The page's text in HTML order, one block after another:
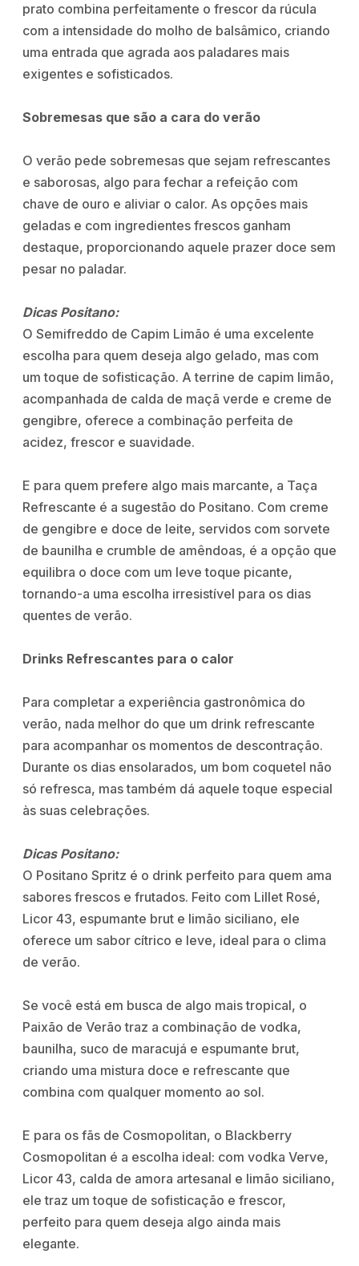
prato combina perfeitamente o frescor da rúcula
com a intensidade do molho de balsâmico, criando
uma entrada que agrada aos paladares mais
exigentes e sofisticados.
Sobremesas que são a cara do verão
O verão pede sobremesas que sejam refrescantes
e saborosas, algo para fechar a refeição com
chave de ouro e aliviar o calor. As opções mais
geladas e com ingredientes frescos ganham
destaque, proporcionando aquele prazer doce sem
pesar no paladar.
Dicas Positano:
O Semifreddo de Capim Limão é uma excelente
escolha para quem deseja algo gelado, mas com
um toque de sofisticação. A terrine de capim limão,
acompanhada de calda de maçã verde e creme de
gengibre, oferece a combinação perfeita de
acidez, frescor e suavidade.
E para quem prefere algo mais marcante, a Taça
Refrescante é a sugestão do Positano. Com creme
de gengibre e doce de leite, servidos com sorvete
de baunilha e crumble de amêndoas, é a opção que
equilibra o doce com um leve toque picante,
tornando-a uma escolha irresistível para os dias
quentes de verão.
Drinks Refrescantes para o calor
Para completar a experiência gastronômica do
verão, nada melhor do que um drink refrescante
para acompanhar os momentos de descontração.
Durante os dias ensolarados, um bom coquetel não
só refresca, mas também dá aquele toque especial
às suas celebrações.
Dicas Positano:
O Positano Spritz é o drink perfeito para quem ama
sabores frescos e frutados. Feito com Lillet Rosé,
Licor 43, espumante brut e limão siciliano, ele
oferece um sabor cítrico e leve, ideal para o clima
de verão.
Se você está em busca de algo mais tropical, o
Paixão de Verão traz a combinação de vodka,
baunilha, suco de maracujá e espumante brut,
criando uma mistura doce e refrescante que
combina com qualquer momento ao sol.
E para os fãs de Cosmopolitan, o Blackberry
Cosmopolitan é a escolha ideal: com vodka Verve,
Licor 43, calda de amora artesanal e limão siciliano,
ele traz um toque de sofisticação e frescor,
perfeito para quem deseja algo ainda mais
elegante.